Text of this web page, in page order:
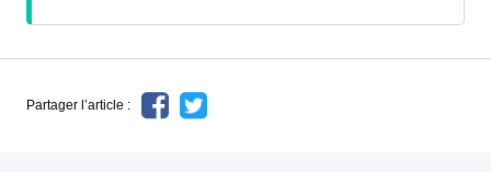
Partager l’article :